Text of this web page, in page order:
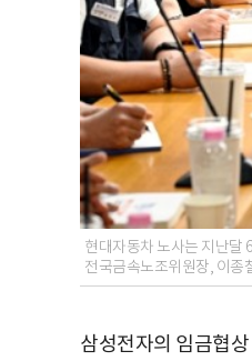
현대자동차 노사는 지난달
전국금속노조위원장, 이종
삼성전자의 임금협